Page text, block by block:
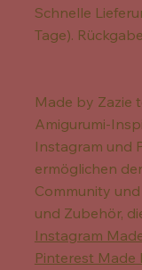
Schnelle
Tage).
Made by Zazie
Amigurumi-
Instagram und
ermöglichen
Community
und Zubehör,
Instagram
Pinterest Made